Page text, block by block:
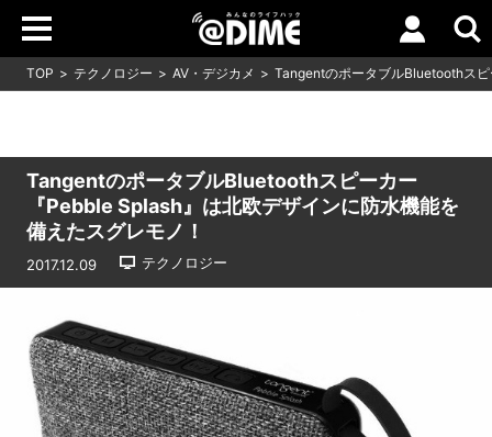
TOP テクノロジー AV・デジカメ TangentのポータブルBluetoothス
TangentのポータブルBluetoothスピーカー
『Pebble Splash』は北欧デザインに防水機能を
備えたスグレモノ！
2017.12.09 テクノロジー